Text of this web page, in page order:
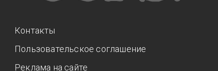
Контакты
Пользовательское соглашение
Реклама на сайте